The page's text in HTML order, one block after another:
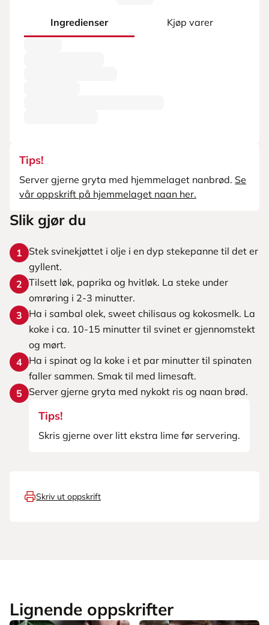
Ingredienser Kjøp varer
Tips!
Server gjerne gryta med hjemmelaget nanbrød. Se
vår oppskrift på hjemmelaget naan her.
Slik gjør du
1
Stek svinekjøttet i olje i en dyp stekepanne til det er
gyllent.
2 Tilsett løk, paprika og hvitløk. La steke under
omrøring i 2-3 minutter.
3
Ha i sambal olek, sweet chilisaus og kokosmelk. La
koke i ca. 10-15 minutter til svinet er gjennomstekt
og mørt.
4 Ha i spinat og la koke i et par minutter til spinaten
faller sammen. Smak til med limesaft.
5
Server gjerne gryta med nykokt ris og naan brød.
Tips!
Skris gjerne over litt ekstra lime før servering.
Skriv ut oppskrift
Lignende oppskrifter